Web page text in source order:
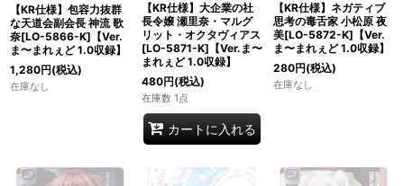
【KR仕様】包容力抜群
な天道会副会長 神流 歌
奈[LO-5866-K]【Ver.
ま〜まれぇど 1.0収録】
1,280円(税込)
在庫なし
【KR仕様】大企業の社
長令嬢 瀬里奈・マルグ
リット・オクタヴィアス
[LO-5871-K]【Ver.ま〜
まれぇど 1.0収録】
480円(税込)
在庫数 1点
カートに入れる
【KR仕様】ネガティブ
思考の毒舌家 小松原 夜
美[LO-5872-K]【Ver.
ま〜まれぇど 1.0収録】
280円(税込)
在庫なし